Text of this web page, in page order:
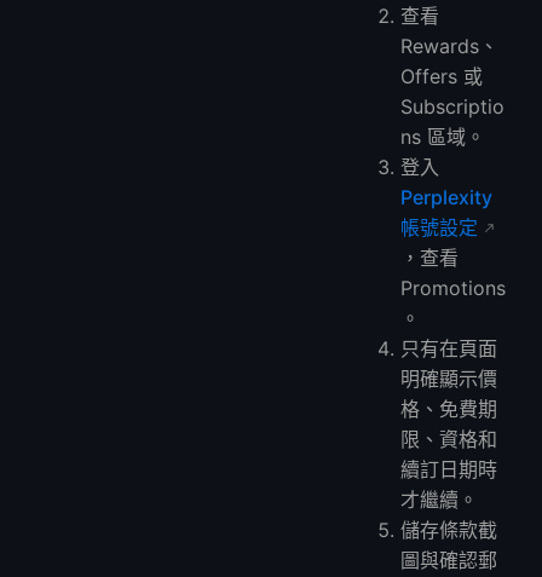
查看
Rewards、
Offers 或
Subscriptio
ns 區域。
登入
Perplexity
帳號設定
，查看
Promotions
。
只有在頁面
明確顯示價
格、免費期
限、資格和
續訂日期時
才繼續。
儲存條款截
圖與確認郵